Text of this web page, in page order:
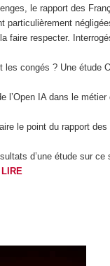
le rapport des
faire respecter.
congés ? Une étude
l’Open IA dans le
le point du rapport
d’une étude sur ce
LIRE